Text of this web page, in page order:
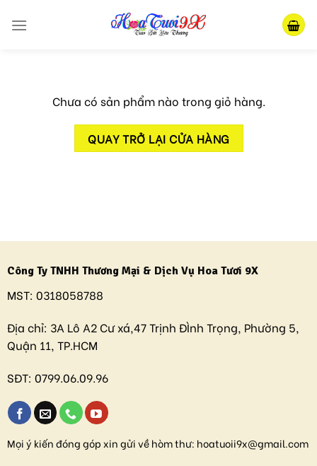
Chưa có sản phẩm nào trong giỏ hàng.
QUAY TRỞ LẠI CỬA HÀNG
Công Ty TNHH Thương Mại & Dịch Vụ Hoa Tươi 9X
MST: 0318058788
Địa chỉ: 3A Lô A2 Cư xá,47 Trịnh ĐÌnh Trọng, Phường 5,
Quận 11, TP.HCM
SĐT: 0799.06.09.96
Mọi ý kiến đóng góp xin gửi về hòm thư: hoatuoii9x@gmail.com